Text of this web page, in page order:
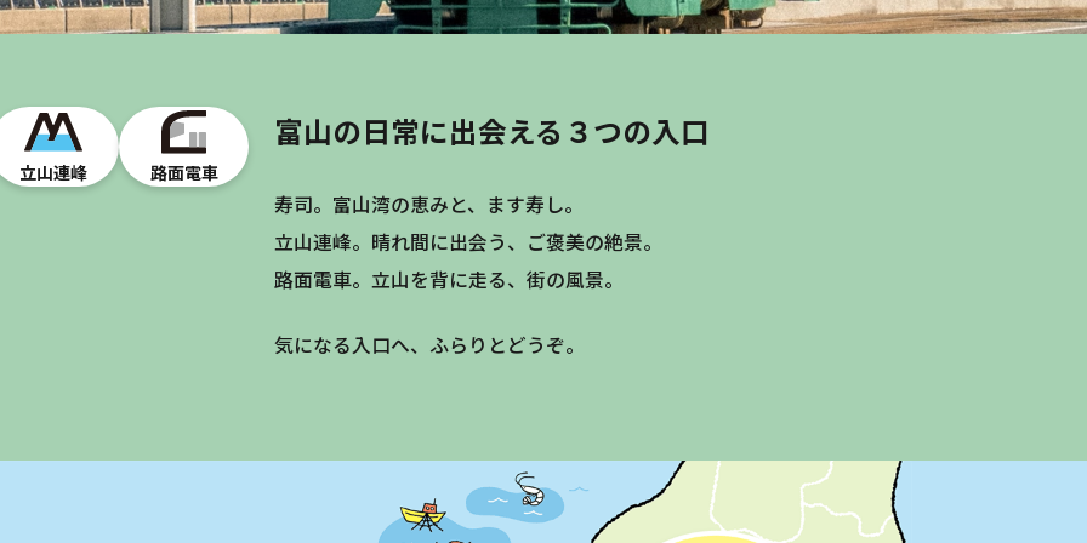
立山連峰 路面電車
富山の日常に出会える３つの入口
寿司。富山湾の恵みと、ます寿し。
立山連峰。晴れ間に出会う、ご褒美の絶景。
路面電車。立山を背に走る、街の風景。
気になる入口へ、ふらりとどうぞ。